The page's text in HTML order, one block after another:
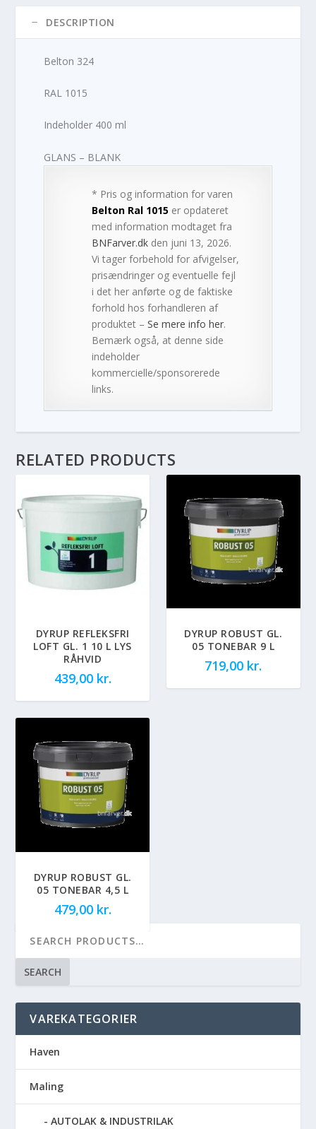
DESCRIPTION
Belton 324
RAL 1015
Indeholder 400 ml
GLANS – BLANK
* Pris og information for varen
Belton Ral 1015 er opdateret
med information modtaget fra
BNFarver.dk den juni 13, 2026.
Vi tager forbehold for afvigelser,
prisændringer og eventuelle fejl
i det her anførte og de faktiske
forhold hos forhandleren af
produktet –Se mere info her.
Bemærk også, at denne side
indeholder
kommercielle/sponsorerede
links.
RELATED PRODUCTS
DYRUP REFLEKSFRI
LOFT GL. 1 10 L LYS
RÅHVID
439,00 kr.
DYRUP ROBUST GL.
05 TONEBAR 9 L
719,00 kr.
DYRUP ROBUST GL.
05 TONEBAR 4,5 L
479,00 kr.
SEARCH
VAREKATEGORIER
Haven
Maling
AUTOLAK & INDUSTRILAK